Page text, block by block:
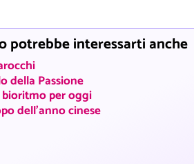
potrebbe interessarti anche
della Passione
per oggi
dell'anno cinese